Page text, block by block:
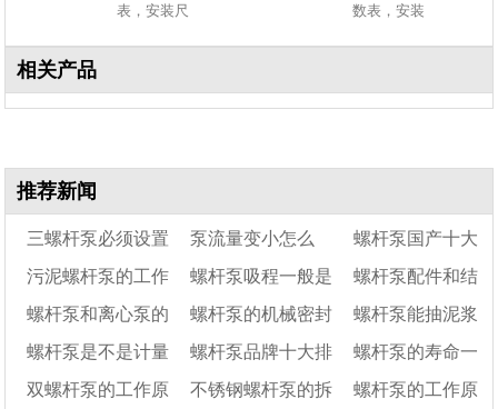
表，安装尺
数表，安装
相关产品
推荐新闻
三螺杆泵必须设置
安全阀么?
泵流量变小怎么
查？80%的问题出在
入口侧，先查这3项
螺杆泵国产十大
厂家
污泥螺杆泵的工作
原理及作用
螺杆泵吸程一般是
多少
螺杆泵配件和结
构图
螺杆泵和离心泵的
区别
螺杆泵的机械密封
怎么换
螺杆泵能抽泥浆
螺杆泵是不是计量 螺杆泵品牌十大排
名及选型要点
螺杆泵的寿命一
般为多长时间
双螺杆泵的工作原 不锈钢螺杆泵的拆 螺杆泵的工作原